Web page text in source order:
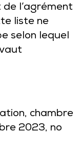
l’agrément
liste ne
selon lequel
chambre
2023, no